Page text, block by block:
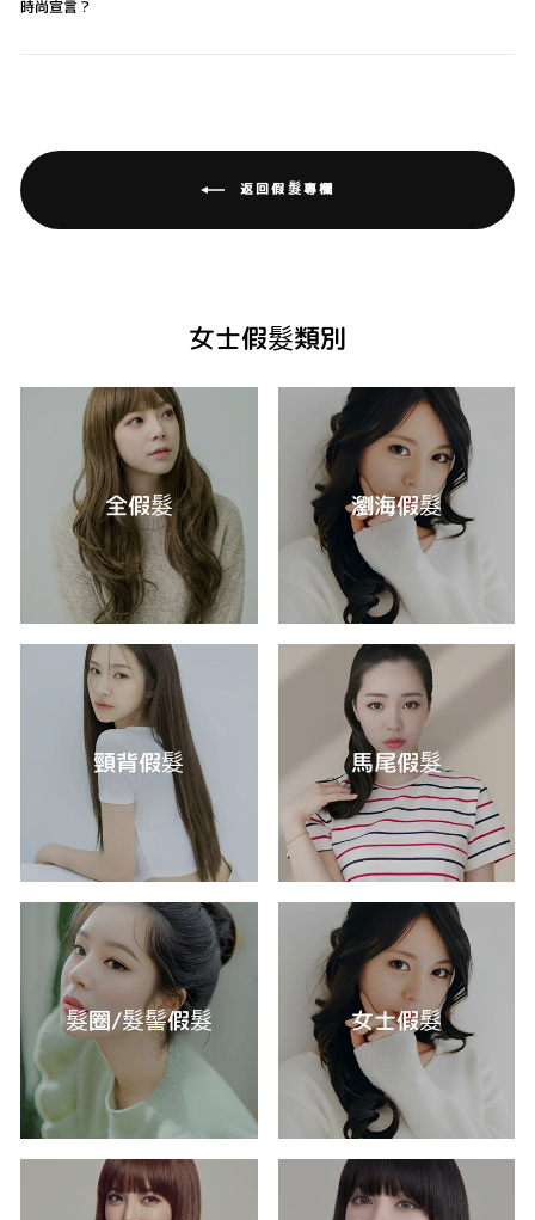
時尚宣言？
返回假髮專欄
女士假髮類別
全假髮 瀏海假髮
頸背假髮 馬尾假髮
髮圈/髮髻假髮 女士假髮